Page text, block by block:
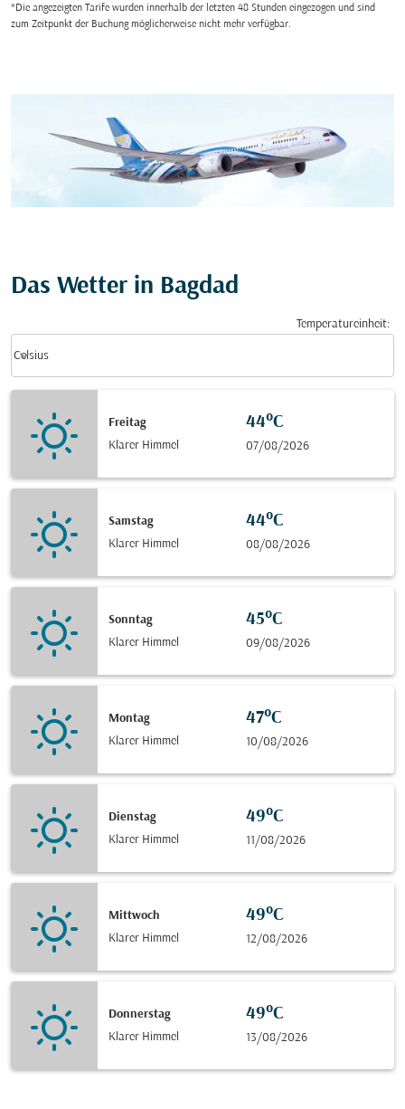
*Die angezeigten Tarife wurden innerhalb der letzten 48 Stunden eingezogen und sind
zum Zeitpunkt der Buchung möglicherweise nicht mehr verfügbar.
Das Wetter in Bagdad
Temperatureinheit:
Celsius
keyboard_arrow_down
Freitag
Klarer Himmel
44°C
07/08/2026
Samstag
Klarer Himmel
44°C
08/08/2026
Sonntag
Klarer Himmel
45°C
09/08/2026
Montag
Klarer Himmel
47°C
10/08/2026
Dienstag
Klarer Himmel
49°C
11/08/2026
Mittwoch
Klarer Himmel
49°C
12/08/2026
Donnerstag
Klarer Himmel
49°C
13/08/2026